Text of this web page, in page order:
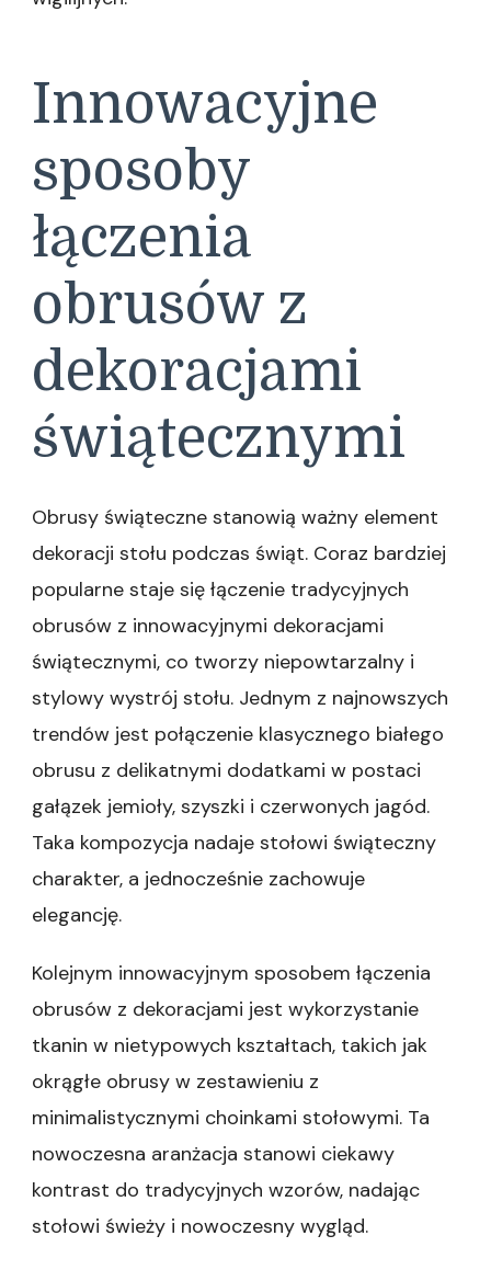
Innowacyjne
sposoby
łączenia
obrusów z
dekoracjami
świątecznymi
Obrusy świąteczne stanowią ważny element
dekoracji stołu podczas świąt. Coraz bardziej
popularne staje się łączenie tradycyjnych
obrusów z innowacyjnymi dekoracjami
świątecznymi, co tworzy niepowtarzalny i
stylowy wystrój stołu. Jednym z najnowszych
trendów jest połączenie klasycznego białego
obrusu z delikatnymi dodatkami w postaci
gałązek jemioły, szyszki i czerwonych jagód.
Taka kompozycja nadaje stołowi świąteczny
charakter, a jednocześnie zachowuje
elegancję.
Kolejnym innowacyjnym sposobem łączenia
obrusów z dekoracjami jest wykorzystanie
tkanin w nietypowych kształtach, takich jak
okrągłe obrusy w zestawieniu z
minimalistycznymi choinkami stołowymi. Ta
nowoczesna aranżacja stanowi ciekawy
kontrast do tradycyjnych wzorów, nadając
stołowi świeży i nowoczesny wygląd.